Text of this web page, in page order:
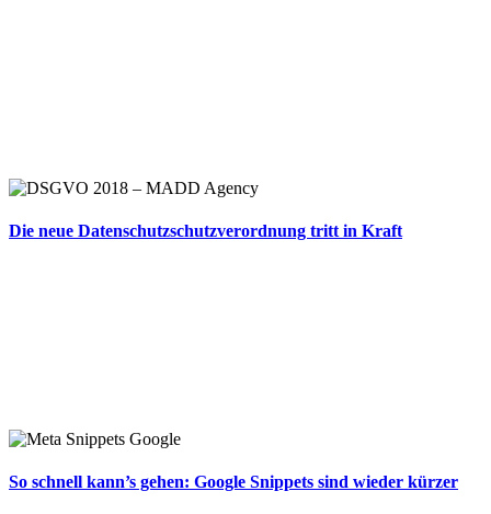
Die neue Datenschutzschutzverordnung tritt in Kraft
So schnell kann’s gehen: Google Snippets sind wieder kürzer